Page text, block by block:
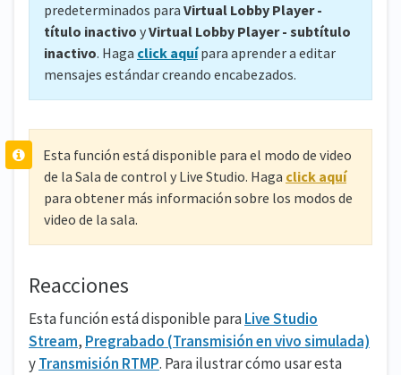
predeterminados para Virtual Lobby Player -
título inactivo yVirtual Lobby Player - subtítulo
inactivo. Haga click aquípara aprender a editar
mensajes estándar creando encabezados.
Esta función está disponible para el modo de video
de la Sala de control y Live Studio. Haga click aquí
para obtener más información sobre los modos de
video de la sala.
Reacciones
Esta función está disponible paraLive Studio
Stream, Pregrabado (Transmisión en vivo simulada)
yTransmisión RTMP. Para ilustrar cómo usar esta